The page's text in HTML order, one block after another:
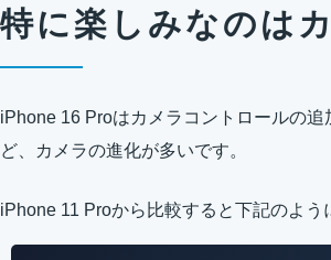
特に楽しみなのは
iPhone 16 Proはカメラコントロールの
ど、カメラの進化が多いです。
iPhone 11 Proから比較すると下記のよう